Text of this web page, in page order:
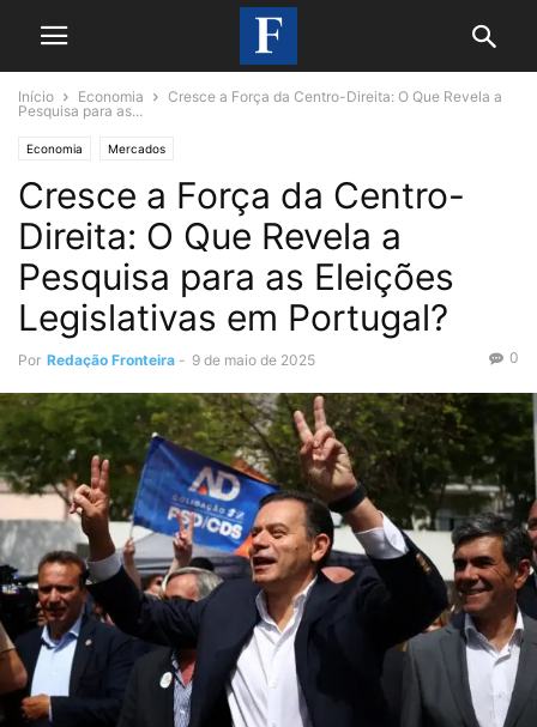
Início Economia
Cresce a Força da Centro-Direita: O Que Revela a
Pesquisa para as...
Economia Mercados
Cresce a Força da Centro-
Direita: O Que Revela a
Pesquisa para as Eleições
Legislativas em Portugal?
Por Redação Fronteira - 9 de maio de 2025 0